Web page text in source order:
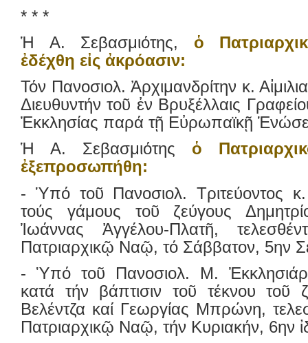
* * *
Ἡ Α. Σεβασμιότης, ὁ
ἐδέχθη εἰς ἀκρόασιν:
Τόν Πανοσιολ. Ἀρχιμανδρίτην κ.
Διευθυντήν τοῦ ἐν Βρυξέλλαις
Ἐκκλησίας παρά τῇ Εὐρωπαϊκῇ
Ἡ Α. Σεβασμιότης ὁ
ἐξεπροσωπήθη:
- Ὑπό τοῦ Πανοσιολ. Τριτεύοντος
τούς γάμους τοῦ ζεύγους
Ἰωάννας Ἀγγέλου-Πλατῆ,
Πατριαρχικῷ Ναῷ, τό Σάββατον, 5ην
- Ὑπό τοῦ Πανοσιολ. Μ.
κατά τήν βάπτισιν τοῦ τέκνου τοῦ
Βελέντζα καί Γεωργίας Μπρώνη,
Πατριαρχικῷ Ναῷ, τήν Κυριακήν, 6ην